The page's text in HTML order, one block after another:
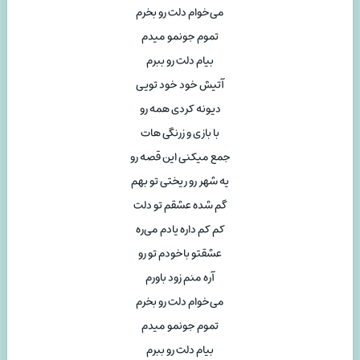
می‌خوام دلت رو بخرم
تموم جونمو میدم
بیام دلت رو ببرم
آتیش خود خود تویی
دیونه کردی همه رو
با بازی و زرنگی هات
جمع میکنی این قصه رو
یه شهر رو ریختی تو بهم
گم شده عشقم تو دلت
کم کم داره یادم می‌ره
عشقتو باخودم تو رو
آره منم زود باورم
می‌خوام دلت رو بخرم
تموم جونمو میدم
بیام دلت رو ببرم